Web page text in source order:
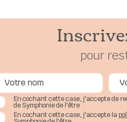
pour
En cochant cette case, j'accepte de
de Symphonie de l'être
En cochant cette case, j'accepte la